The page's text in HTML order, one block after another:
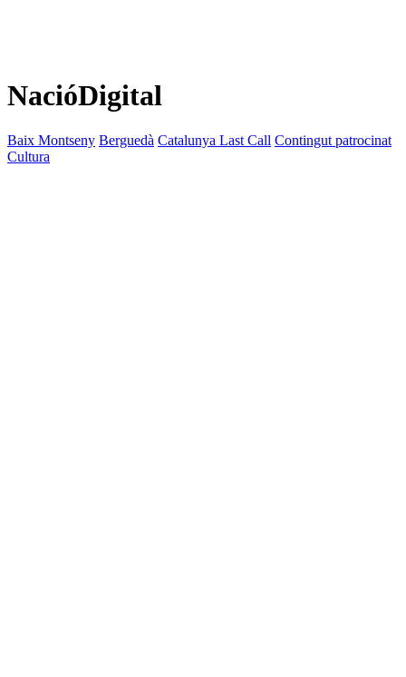
NacióDigital
Baix Montseny Berguedà Catalunya Last Call Contingut patrocinat
Cultura